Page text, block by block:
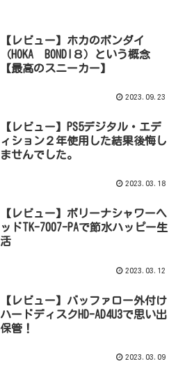
【レビュー】ホカのボンダイ
（HOKA BONDI８）という概念
【最高のスニーカー】
2023.09.23
【レビュー】PS5デジタル・エデ
ィション２年使用した結果後悔し
ませんでした。
2023.03.18
【レビュー】ボリーナシャワーヘ
ッドTK-7007-PAで節水ハッピー生
活
2023.03.12
【レビュー】バッファロー外付け
ハードディスクHD-AD4U3で思い出
保管！
2023.03.09